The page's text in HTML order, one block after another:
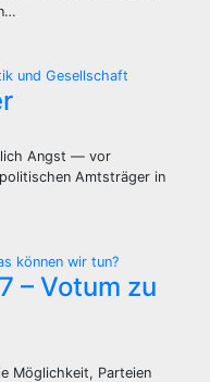
und Gesellschaft
Angst — vor
Amtsträger in
können wir tun?
– Votum zu
Möglichkeit, Parteien